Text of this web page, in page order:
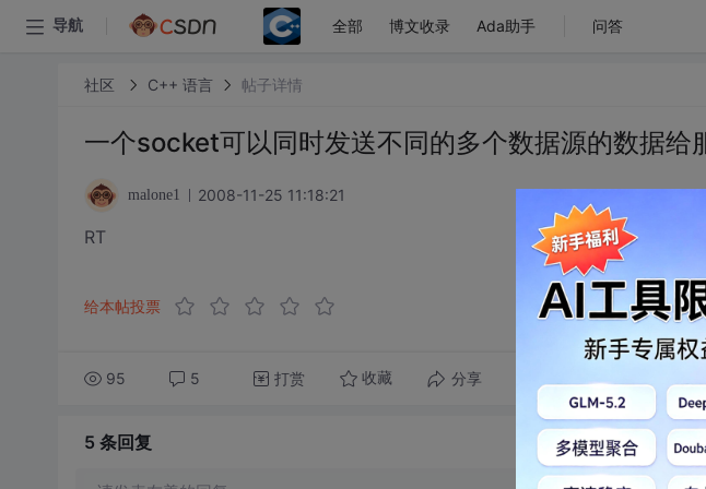
导航 全部 博文收录 Ada助手 问答
社区 C++ 语言 帖子详情
一个socket可以同时发送不同的多个数据源的数据给
malone1 2008-11-25 11:18:21
RT
给本帖投票
95 5 打赏 收藏 分享 转发到动态
5 条回复